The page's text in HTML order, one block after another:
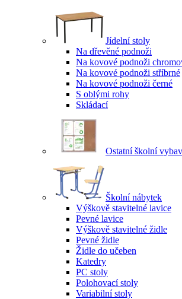
Jídelní stoly
Na dřevěné podnoži
Na kovové podnoži
Na kovové podnoži stříbrné
Na kovové podnoži černé
S oblými rohy
Skládací
Ostatní školní
Školní nábytek
Výškově stavitelné lavice
Pevné lavice
Výškově stavitelné židle
Pevné židle
Židle do učeben
Katedry
PC stoly
Polohovací stoly
Variabilní stoly